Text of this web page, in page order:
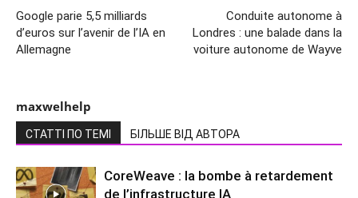
Google parie 5,5 milliards
d’euros sur l’avenir de l’IA en
Allemagne
Conduite autonome à
Londres : une balade dans la
voiture autonome de Wayve
maxwelhelp
СТАТТІ ПО ТЕМІ БІЛЬШЕ ВІД АВТОРА
CoreWeave : la bombe à retardement
de l’infrastructure IA